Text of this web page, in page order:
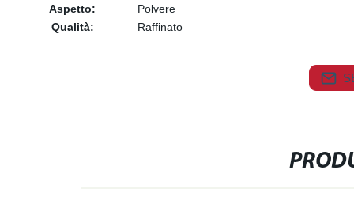
Aspetto:
Polvere
Qualità:
Raffinato